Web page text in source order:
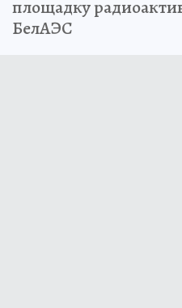
площадку
БелАЭС